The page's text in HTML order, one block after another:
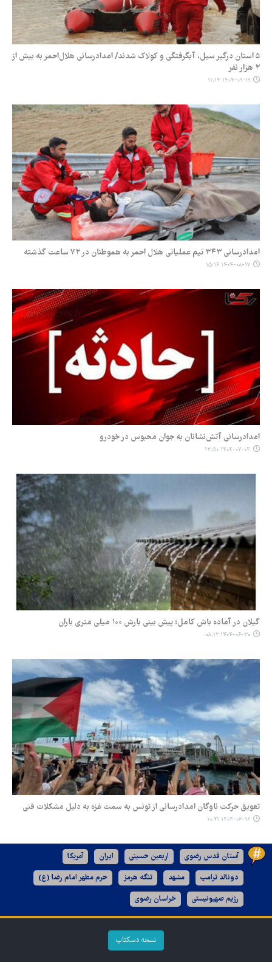
۵ استان درگیر سیل، آبگرفتگی و کولاک شدند/ امدادرسانی هلال‌احمر به بیش از
۲ هزار نفر
۱۴۰۴-۰۹-۱۹ ۱۱:۱۴
امدادرسانی ۳۴۳ تیم عملیاتی هلال احمر به هموطنان در ۷۲ ساعت گذشته
۱۴۰۴-۰۸-۱۷ ۱۵:۱۶
امدادرسانی آتش‌نشانان به جوان محبوس در خودرو
۱۴۰۴-۰۷-۰۴ ۱۳:۵۰
گیلان در آماده‌ باش کامل؛ پیش‌ بینی بارش ۱۰۰ میلی‌ متری باران
۱۴۰۴-۰۶-۳۰ ۰۸:۱۲
تعویق حرکت ناوگان امدادرسانی از تونس به سمت غزه به دلیل مشکلات فنی
۱۴۰۴-۰۶-۱۶ ۱۰:۲۱
آستان قدس رضوی اربعین حسینی ایران آمریکا
دونالد ترامپ مشهد تنگه هرمز حرم مطهر امام رضا (ع)
رژیم صهیونیستی خراسان رضوی
نسخه دسکتاپ